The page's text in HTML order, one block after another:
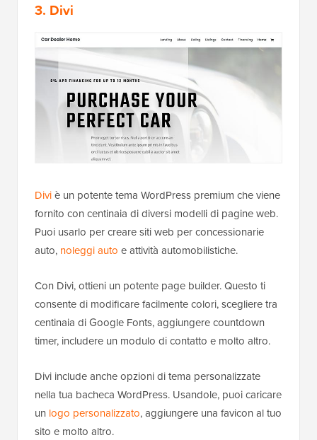
3. Divi
Diviè un potente tema WordPress premium che viene
fornito con centinaia di diversi modelli di pagine web.
Puoi usarlo per creare siti web per concessionarie
auto, noleggi auto e attività automobilistiche.
Con Divi, ottieni un potente page builder. Questo ti
consente di modificare facilmente colori, scegliere tra
centinaia di Google Fonts, aggiungere countdown
timer, includere un modulo di contatto e molto altro.
Divi include anche opzioni di tema personalizzate
nella tua bacheca WordPress. Usandole, puoi caricare
un logo personalizzato, aggiungere una favicon al tuo
sito e molto altro.